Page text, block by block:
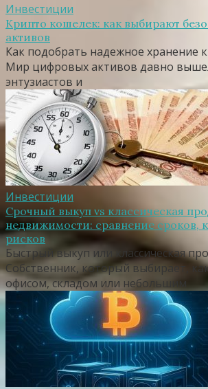
Инвестиции
Крипто кошелек: как выбирают
активов
Как подобрать надежное хранение
Мир цифровых активов давно
энтузиастов и
Инвестиции
Срочный выкуп vs классическая
недвижимости: сравнение сроков,
рисков
Быстрый выкуп или классическая
Собственник, который выбирает,
офисом, складом или небольшим